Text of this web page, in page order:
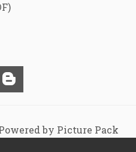
by Picture Pack